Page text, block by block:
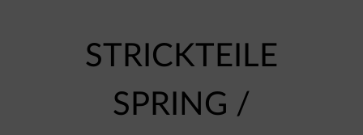
STRICKTEILE
SPRING /